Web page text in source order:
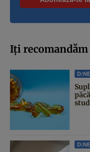
Iți recomandăm